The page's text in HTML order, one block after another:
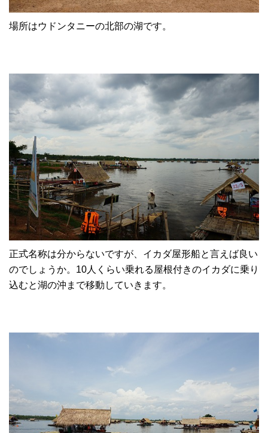
場所はウドンタニーの北部の湖です。
正式名称は分からないですが、イカダ屋形船と言えば良い
のでしょうか。10人くらい乗れる屋根付きのイカダに乗り
込むと湖の沖まで移動していきます。